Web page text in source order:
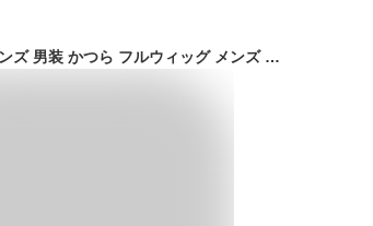
男女兼用 ウィッグ メンズ 男装 かつら フルウィッグ メンズ ショート 男装 フルウィッグ 自然 オールウィッグ 男女兼用 かっこいい 快適な着心地 グラデーション ボブ メンズ かつら 女性 抗がん剤 小顔 送料無料